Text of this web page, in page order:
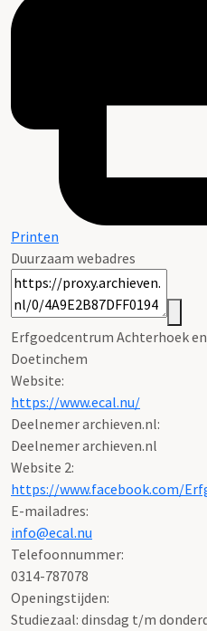
Printen
Duurzaam webadres
Erfgoedcentrum Achterhoek
Doetinchem
Website:
https://www.ecal.nu/
Deelnemer archieven.nl:
Deelnemer archieven.nl
Website 2:
https://www.facebook.com/
E-mailadres:
info@ecal.nu
Telefoonnummer:
0314-787078
Openingstijden:
Studiezaal: dinsdag t/m